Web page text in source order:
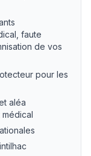
faute
de vos
pour les
aléa